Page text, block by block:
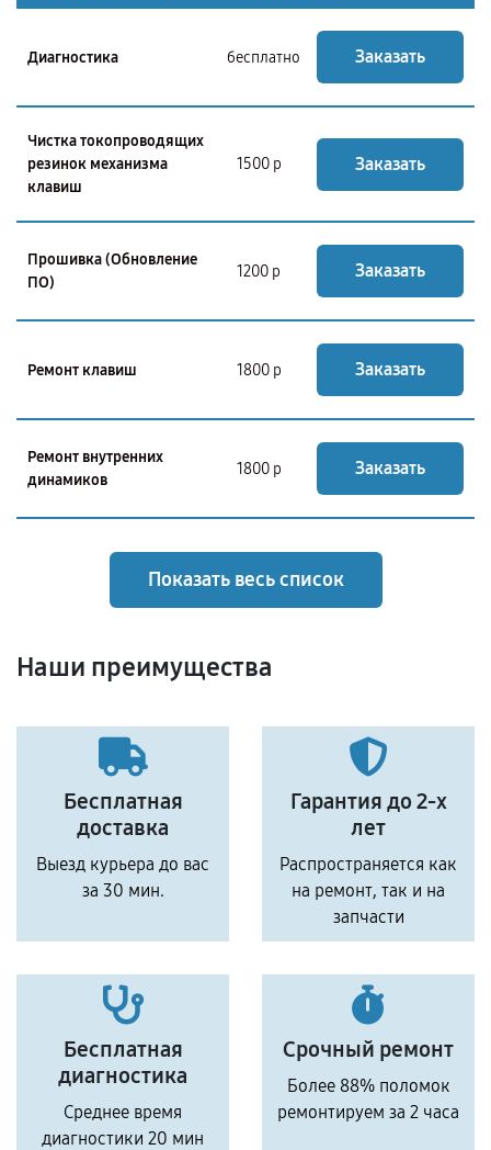
Диагностика бесплатно Заказать
Чистка токопроводящих
резинок механизма
клавиш
1500 р Заказать
Прошивка (Обновление
ПО)
1200 р Заказать
Ремонт клавиш 1800 р Заказать
Ремонт внутренних
динамиков
1800 р Заказать
Показать весь список
Наши преимущества
Бесплатная
доставка
Выезд курьера до вас
за 30 мин.
Гарантия до 2-х
лет
Распространяется как
на ремонт, так и на
запчасти
Бесплатная
диагностика
Среднее время
диагностики 20 мин
Срочный ремонт
Более 88% поломок
ремонтируем за 2 часа